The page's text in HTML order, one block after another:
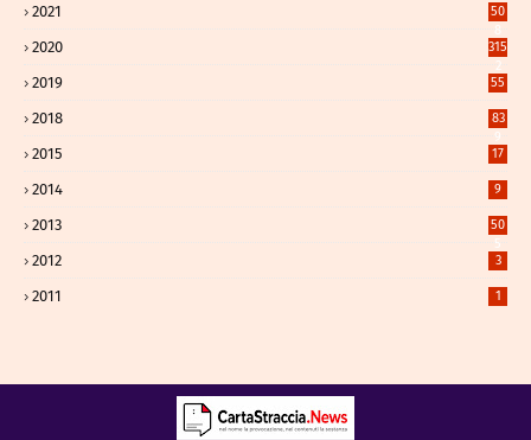
2021
50
8
2020
315
2
2019 55
2018
83
9
2015 17
2014 9
2013
50
5
2012 3
2011 1